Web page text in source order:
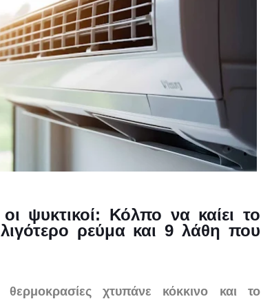
ψυκτικοί: Κόλπο να καίει το
λιγότερο ρεύμα και 9 λάθη που
χτυπάνε κόκκινο και το